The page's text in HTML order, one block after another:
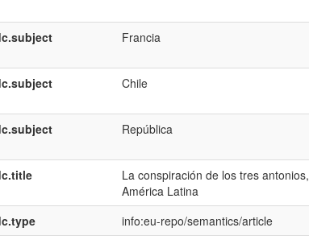
Francia
Chile
República
La conspiración de los tres
América Latina
info:eu-repo/semantics/article